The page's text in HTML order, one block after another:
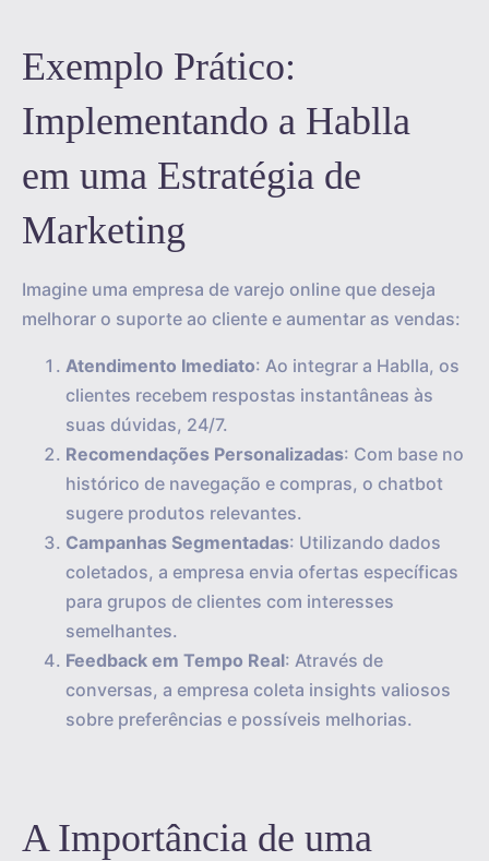
Exemplo Prático:
Implementando a Hablla
em uma Estratégia de
Marketing
Imagine uma empresa de varejo online que deseja
melhorar o suporte ao cliente e aumentar as vendas:
Atendimento Imediato: Ao integrar a Hablla, os
clientes recebem respostas instantâneas às
suas dúvidas, 24/7.
Recomendações Personalizadas: Com base no
histórico de navegação e compras, o chatbot
sugere produtos relevantes.
Campanhas Segmentadas: Utilizando dados
coletados, a empresa envia ofertas específicas
para grupos de clientes com interesses
semelhantes.
Feedback em Tempo Real: Através de
conversas, a empresa coleta insights valiosos
sobre preferências e possíveis melhorias.
A Importância de uma